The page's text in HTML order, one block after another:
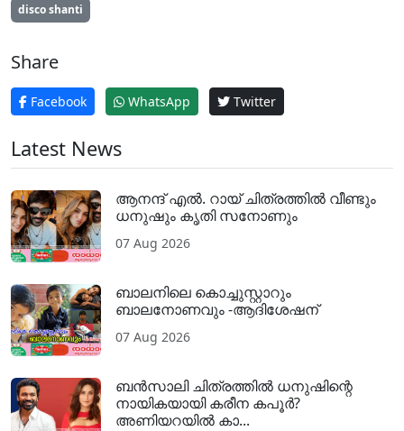
disco shanti
Share
Facebook WhatsApp Twitter
Latest News
ആനന്ദ് എൽ. റായ് ചിത്രത്തിൽ വീണ്ടും
ധനുഷും കൃതി സനോണും
07 Aug 2026
ബാലനിലെ കൊച്ചുസ്റ്റാറും
ബാലനോണവും -ആദിശേഷന്
07 Aug 2026
ബൻസാലി ചിത്രത്തിൽ ധനുഷിന്റെ
നായികയായി കരീന കപൂർ?
അണിയറയിൽ കാ...